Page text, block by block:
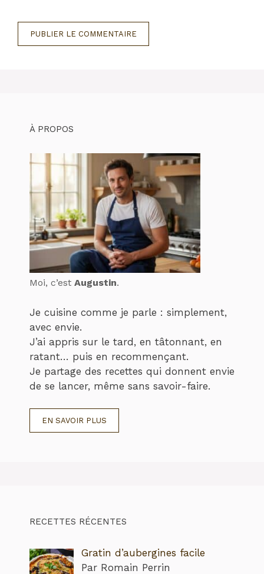
À PROPOS
Moi, c’est Augustin.
Je cuisine comme je parle : simplement,
avec envie.
J’ai appris sur le tard, en tâtonnant, en
ratant… puis en recommençant.
Je partage des recettes qui donnent envie
de se lancer, même sans savoir-faire.
EN SAVOIR PLUS
RECETTES RÉCENTES
Gratin d’aubergines facile
Par Romain Perrin